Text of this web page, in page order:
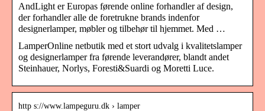
AndLight er Europas førende online forhandler af design,
der forhandler alle de foretrukne brands indenfor
designerlamper, møbler og tilbehør til hjemmet. Med …
LamperOnline netbutik med et stort udvalg i kvalitetslamper
og designerlamper fra førende leverandører, blandt andet
Steinhauer, Norlys, Foresti&Suardi og Moretti Luce.
http s://www.lampeguru.dk › lamper